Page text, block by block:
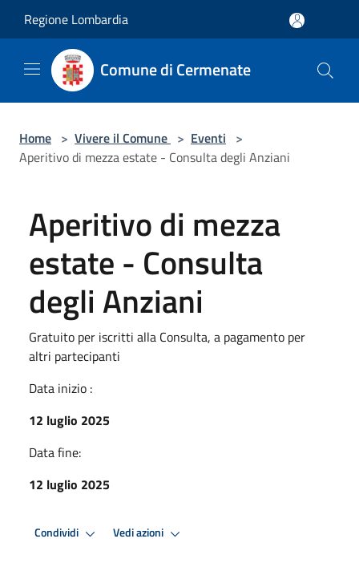
Regione Lombardia
Comune di Cermenate
Home > Vivere il Comune > Eventi >
Aperitivo di mezza estate - Consulta degli Anziani
Aperitivo di mezza
estate - Consulta
degli Anziani
Gratuito per iscritti alla Consulta, a pagamento per
altri partecipanti
Data inizio :
12 luglio 2025
Data fine:
12 luglio 2025
Condividi Vedi azioni